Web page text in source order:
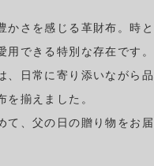
プ
かさを感じる革財布。時
用できる特別な存在です。
、日常に寄り添いながら
を揃えました。
て、父の日の贈り物をお届